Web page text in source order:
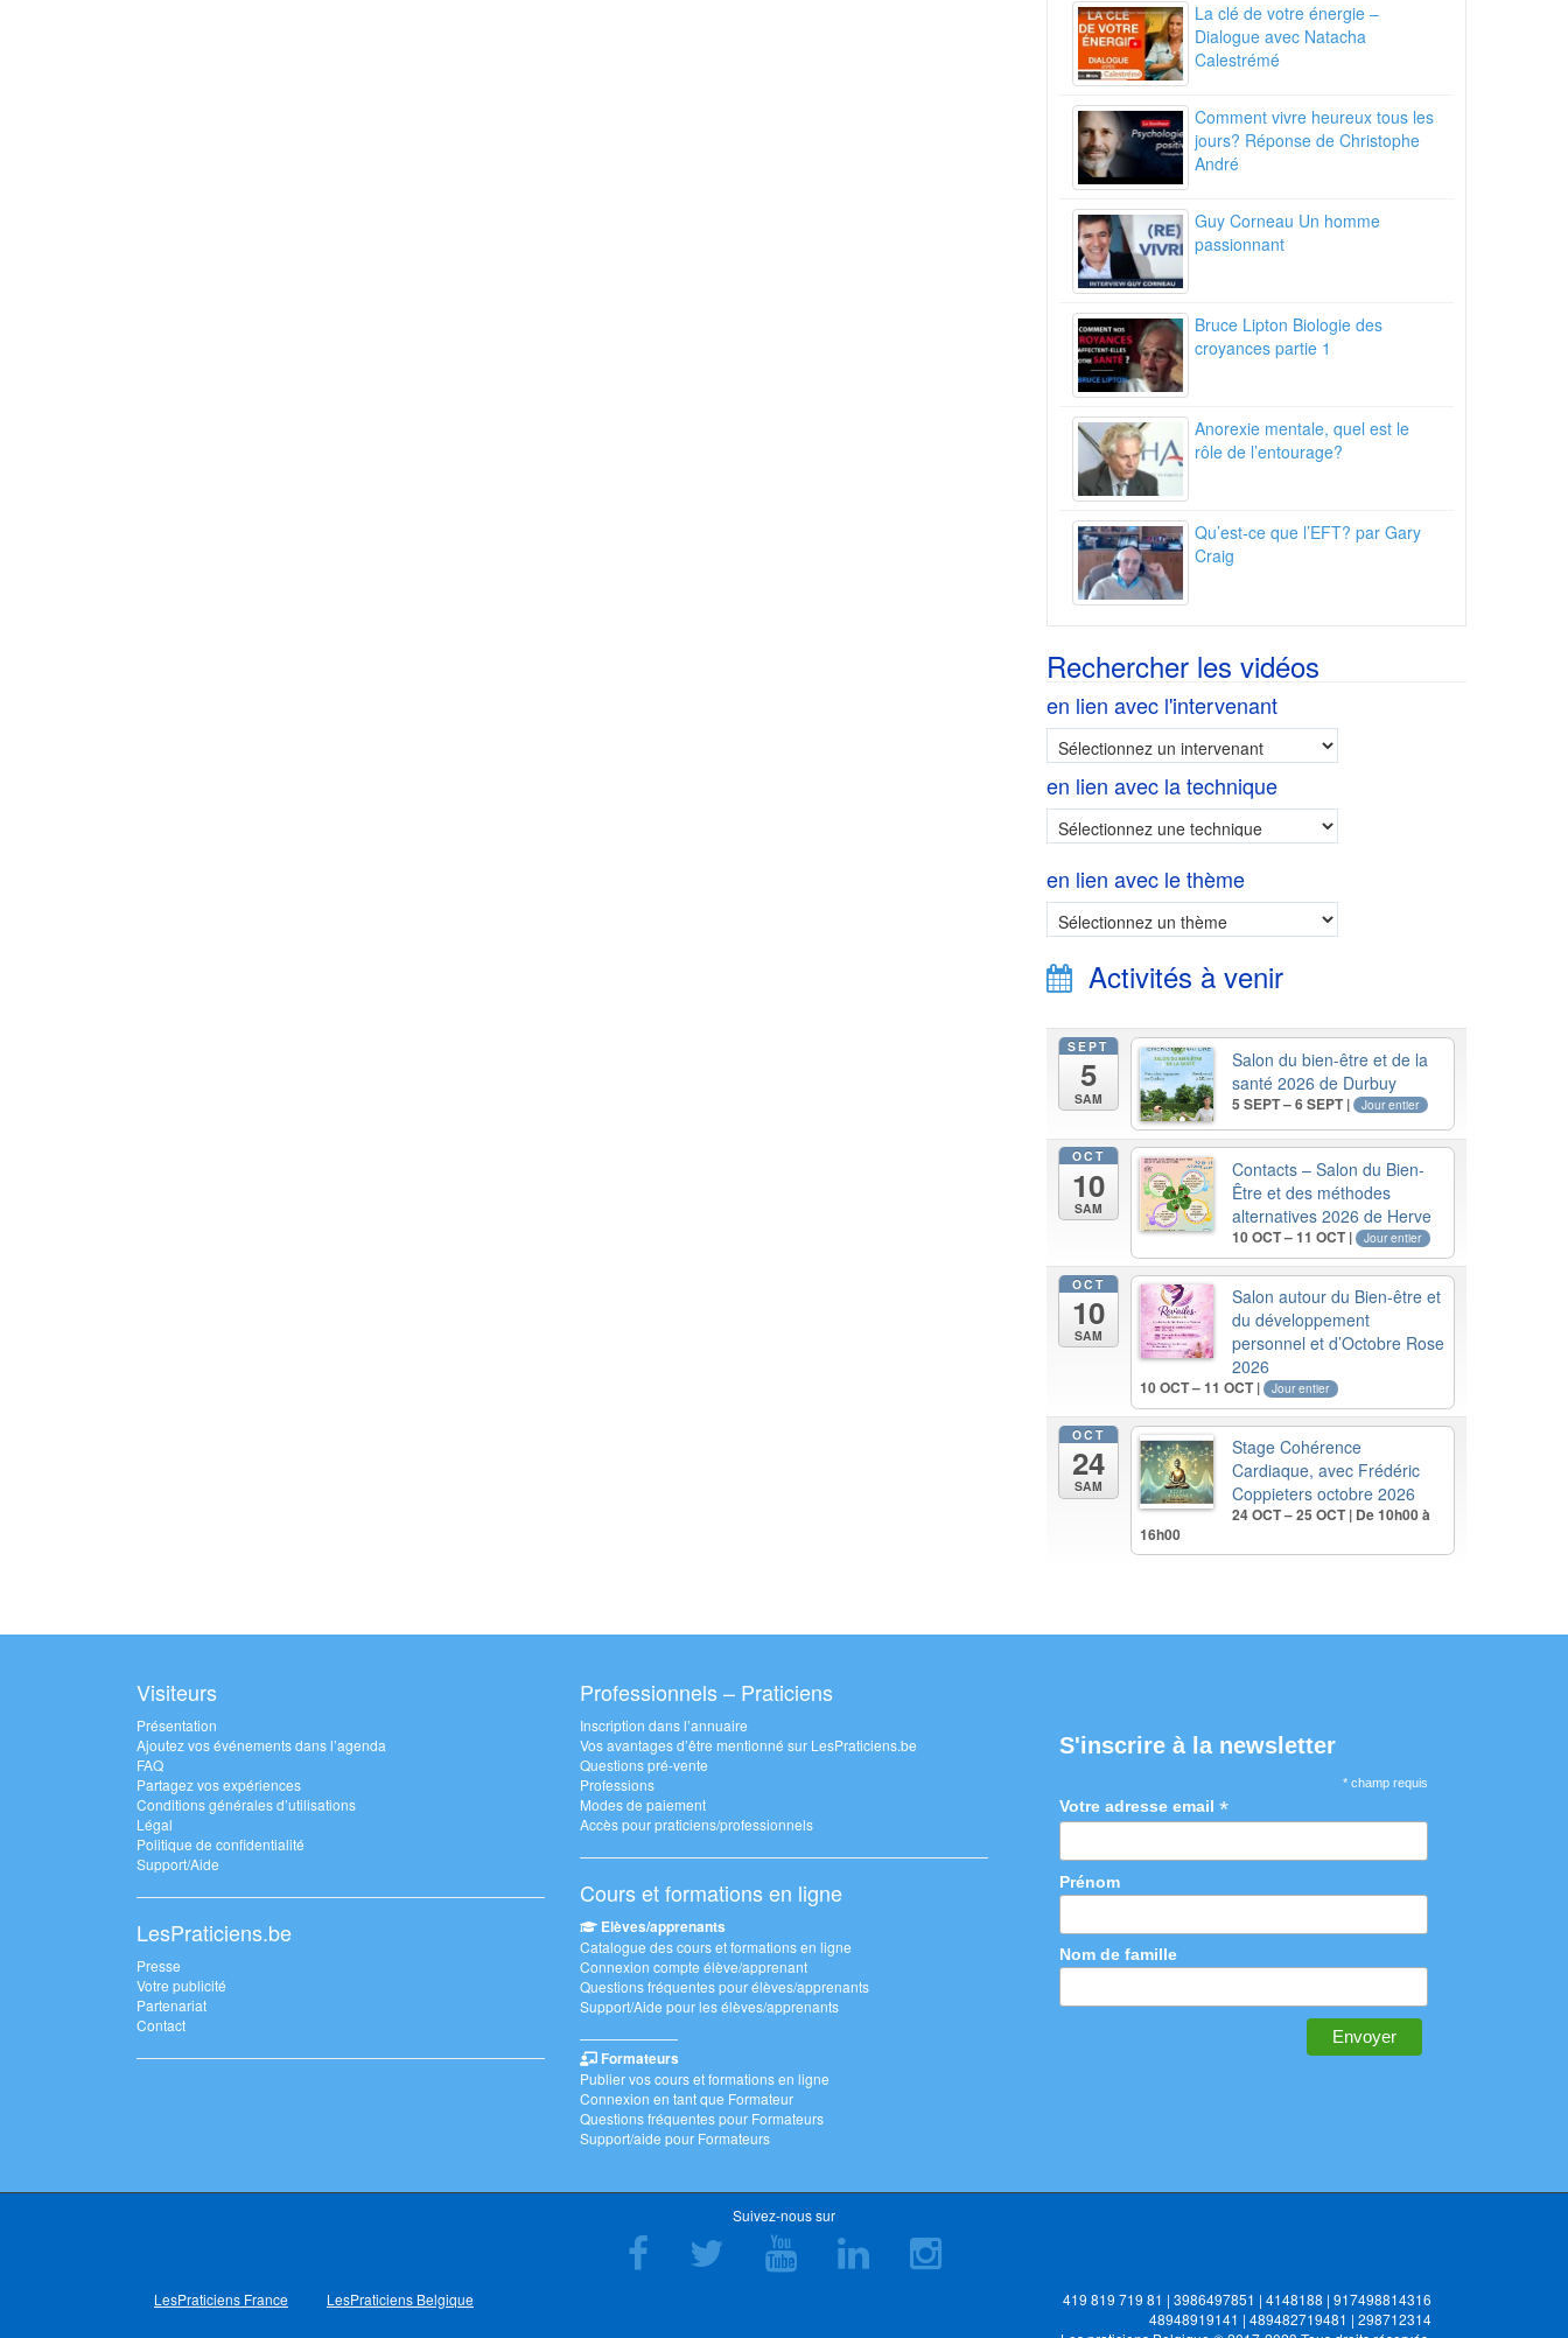
La clé de votre énergie –
Dialogue avec Natacha
Calestrémé
Comment vivre heureux tous les
jours? Réponse de Christophe
André
Guy Corneau Un homme
passionnant
Bruce Lipton Biologie des
croyances partie 1
Anorexie mentale, quel est le
rôle de l’entourage?
Qu’est-ce que l’EFT? par Gary
Craig
Rechercher les vidéos
en lien avec l'intervenant
en lien avec la technique
en lien avec le thème
Activités à venir
SEPT
5
SAM
Salon du bien-être et de la
santé 2026 de Durbuy
5 SEPT – 6 SEPT | Jour entier
OCT
10
SAM
Contacts – Salon du Bien-
Être et des méthodes
alternatives 2026 de Herve
10 OCT – 11 OCT | Jour entier
OCT
10
SAM
Salon autour du Bien-être et
du développement
personnel et d’Octobre Rose
2026
10 OCT – 11 OCT | Jour entier
OCT
24
SAM
Stage Cohérence
Cardiaque, avec Frédéric
Coppieters octobre 2026
24 OCT – 25 OCT | De 10h00 à
16h00
Visiteurs
Présentation
Ajoutez vos événements dans l’agenda
FAQ
Partagez vos expériences
Conditions générales d’utilisations
Légal
Politique de confidentialité
Support/Aide
LesPraticiens.be
Presse
Votre publicité
Partenariat
Contact
Professionnels – Praticiens
Inscription dans l’annuaire
Vos avantages d’être mentionné sur LesPraticiens.be
Questions pré-vente
Professions
Modes de paiement
Accès pour praticiens/professionnels
Cours et formations en ligne
Elèves/apprenants
Catalogue des cours et formations en ligne
Connexion compte élève/apprenant
Questions fréquentes pour élèves/apprenants
Support/Aide pour les élèves/apprenants
———————
Formateurs
Publier vos cours et formations en ligne
Connexion en tant que Formateur
Questions fréquentes pour Formateurs
Support/aide pour Formateurs
S'inscrire à la newsletter
* champ requis
Votre adresse email*
Prénom
Nom de famille
Suivez-nous sur
LesPraticiens France LesPraticiens Belgique
419 819 719 81 | 3986497851 | 4148188 | 917498814316
48948919141 | 489482719481 | 298712314